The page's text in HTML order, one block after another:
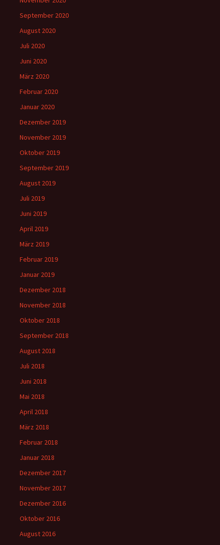
September 2020
August 2020
Juli 2020
Juni 2020
März 2020
Februar 2020
Januar 2020
Dezember 2019
November 2019
Oktober 2019
September 2019
August 2019
Juli 2019
Juni 2019
April 2019
März 2019
Februar 2019
Januar 2019
Dezember 2018
November 2018
Oktober 2018
September 2018
August 2018
Juli 2018
Juni 2018
Mai 2018
April 2018
März 2018
Februar 2018
Januar 2018
Dezember 2017
November 2017
Dezember 2016
Oktober 2016
August 2016